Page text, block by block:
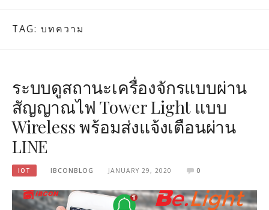
TAG: บทความ
ระบบดูสถานะเครื่องจักรแบบผ่าน
สัญญาณไฟ Tower Light แบบ
Wireless พร้อมส่งแจ้งเตือนผ่าน
LINE
IOT IBCONBLOG JANUARY 29, 2020 0